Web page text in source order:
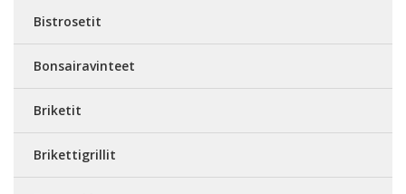
Bistrosetit
Bonsairavinteet
Briketit
Brikettigrillit